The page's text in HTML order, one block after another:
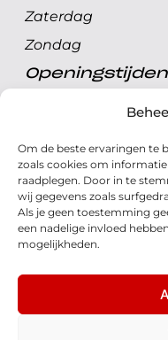
Om de beste ervaringen te
zoals cookies om
raadplegen. Door in te
wij gegevens zoals
Als je geen toestemming
een nadelige invloed
mogelijkheden.
Zaterdag
Zondag
Maandag t/m
Zondag
Volg ons
© 2026 - Honda